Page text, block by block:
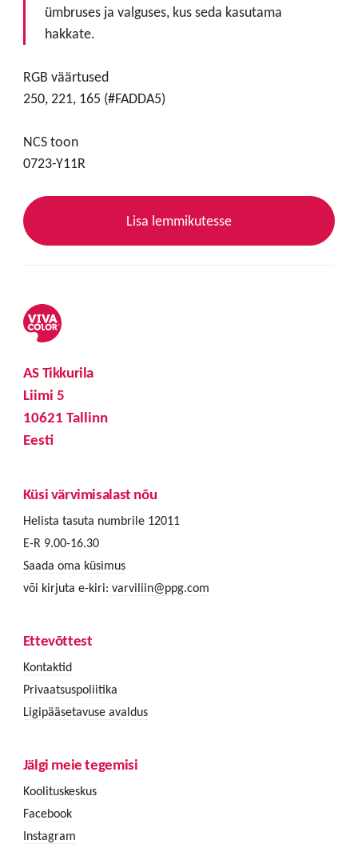
ümbruses ja valguses, kus seda kasutama
hakkate.
RGB väärtused
250, 221, 165 (#FADDA5)
NCS toon
0723-Y11R
Lisa lemmikutesse
AS Tikkurila
Liimi 5
10621 Tallinn
Eesti
Küsi värvimisalast nõu
Helista tasuta numbrile 12011
E-R 9.00-16.30
Saada oma küsimus
või kirjuta e-kiri: varviliin@ppg.com
Ettevõttest
Kontaktid
Privaatsuspoliitika
Ligipääsetavuse avaldus
Jälgi meie tegemisi
Koolituskeskus
Facebook
Instagram